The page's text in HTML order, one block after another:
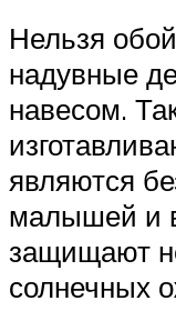
Нельзя
надувные
навесом.
являются
малышей и
защищают
солнечных